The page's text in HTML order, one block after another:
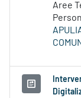
Aree